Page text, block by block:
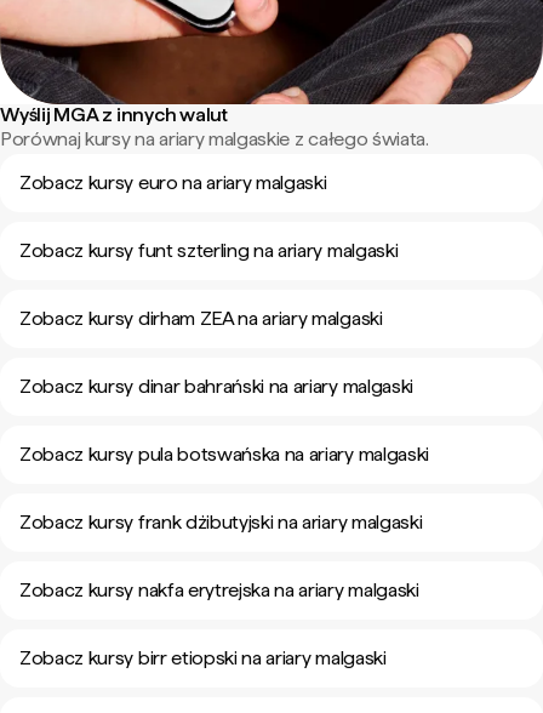
Wyślij MGA z innych walut
Porównaj kursy na ariary malgaskie z całego świata.
Zobacz kursy euro na ariary malgaski
Zobacz kursy funt szterling na ariary malgaski
Zobacz kursy dirham ZEA na ariary malgaski
Zobacz kursy dinar bahrański na ariary malgaski
Zobacz kursy pula botswańska na ariary malgaski
Zobacz kursy frank dżibutyjski na ariary malgaski
Zobacz kursy nakfa erytrejska na ariary malgaski
Zobacz kursy birr etiopski na ariary malgaski